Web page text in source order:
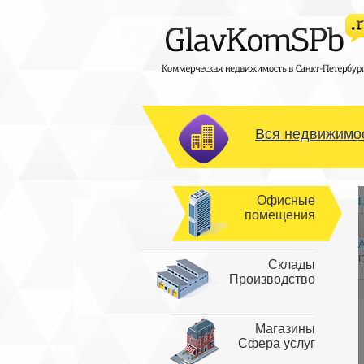
Вся
Офисные
помещения
Склады
Производство
Магазины
Сфера услуг